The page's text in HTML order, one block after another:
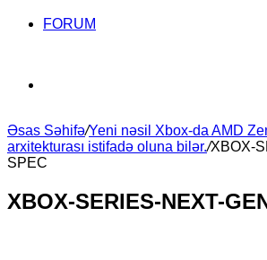
FORUM
for
Əsas Səhifə/Yeni nəsil Xbox-da AMD
arxitekturası istifadə oluna bilər./XBOX-
SPEC
XBOX-SERIES-NEXT-